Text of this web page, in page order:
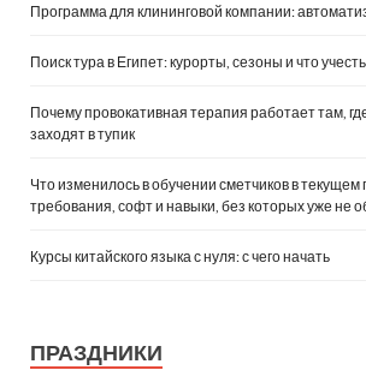
Программа для клининговой компании:
Поиск тура в Египет: курорты, сезоны и что учесть
Почему провокативная терапия работает там,
заходят в тупик
Что изменилось в обучении сметчиков в текущем
требования, софт и навыки, без которых уже не
Курсы китайского языка с нуля: с чего начать
ПРАЗДНИКИ